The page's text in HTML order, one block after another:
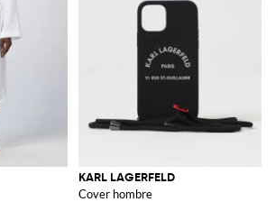
KARL LAGERFELD
Cover hombre